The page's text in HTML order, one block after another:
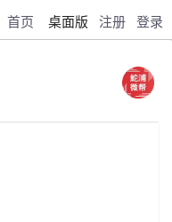
首页 桌面版 注册 登录